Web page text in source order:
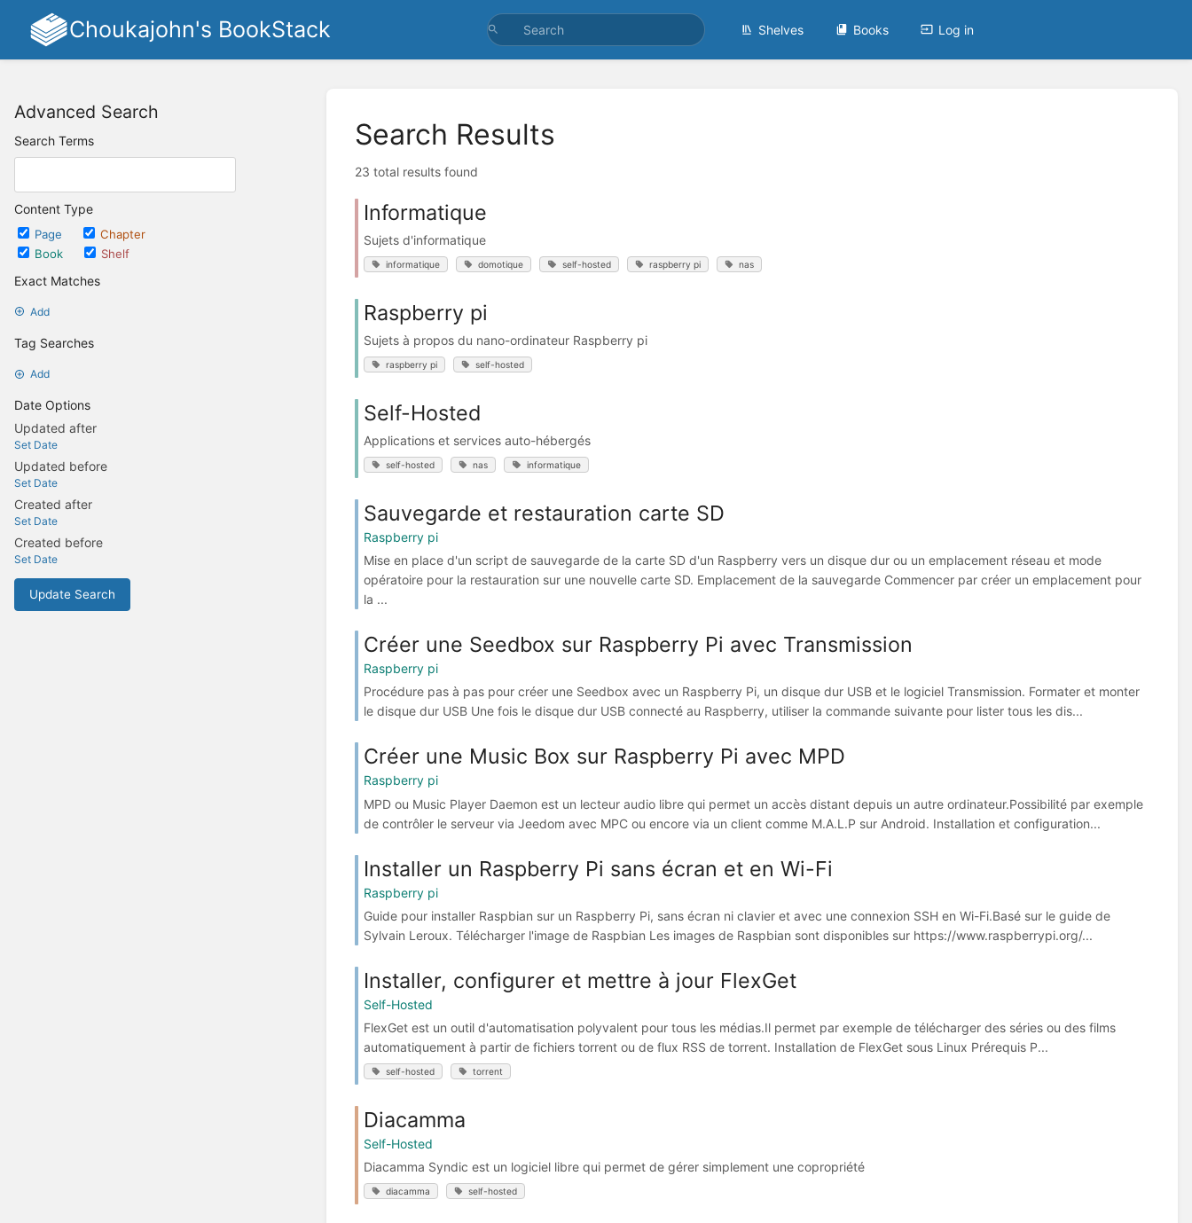
Choukajohn's BookStack Shelves Books Log in
Advanced Search
Search Terms
Content Type
Page
Chapter
Book
Shelf
Exact Matches
Add
Tag Searches
Add
Date Options
Updated after
Set Date
Updated before
Set Date
Created after
Set Date
Created before
Set Date
Update Search
Search Results
23 total results found
Informatique
Sujets d'informatique
informatique domotique self-hosted raspberry pi nas
Raspberry pi
Sujets à propos du nano-ordinateur Raspberry pi
raspberry pi self-hosted
Self-Hosted
Applications et services auto-hébergés
self-hosted nas informatique
Sauvegarde et restauration carte SD
Raspberry pi
Mise en place d'un script de sauvegarde de la carte SD d'un Raspberry vers un disque dur ou un emplacement réseau et mode
opératoire pour la restauration sur une nouvelle carte SD. Emplacement de la sauvegarde Commencer par créer un emplacement pour
la ...
Créer une Seedbox sur Raspberry Pi avec Transmission
Raspberry pi
Procédure pas à pas pour créer une Seedbox avec un Raspberry Pi, un disque dur USB et le logiciel Transmission. Formater et monter
le disque dur USB Une fois le disque dur USB connecté au Raspberry, utiliser la commande suivante pour lister tous les dis...
Créer une Music Box sur Raspberry Pi avec MPD
Raspberry pi
MPD ou Music Player Daemon est un lecteur audio libre qui permet un accès distant depuis un autre ordinateur.Possibilité par exemple
de contrôler le serveur via Jeedom avec MPC ou encore via un client comme M.A.L.P sur Android. Installation et configuration...
Installer un Raspberry Pi sans écran et en Wi-Fi
Raspberry pi
Guide pour installer Raspbian sur un Raspberry Pi, sans écran ni clavier et avec une connexion SSH en Wi-Fi.Basé sur le guide de
Sylvain Leroux. Télécharger l'image de Raspbian Les images de Raspbian sont disponibles sur https://www.raspberrypi.org/...
Installer, configurer et mettre à jour FlexGet
Self-Hosted
FlexGet est un outil d'automatisation polyvalent pour tous les médias.Il permet par exemple de télécharger des séries ou des films
automatiquement à partir de fichiers torrent ou de flux RSS de torrent. Installation de FlexGet sous Linux Prérequis P...
self-hosted torrent
Diacamma
Self-Hosted
Diacamma Syndic est un logiciel libre qui permet de gérer simplement une copropriété
diacamma self-hosted